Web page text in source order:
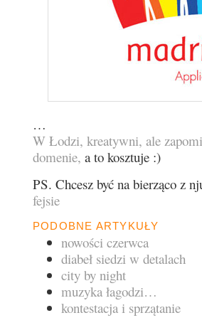
…
W Łodzi, kreatywni, ale
domenie, a to kosztuje :)
PS. Chcesz być na bierząco z
fejsie
PODOBNE ARTYKUŁY
nowości czerwca
diabeł siedzi w detalach
city by night
muzyka łagodzi…
kontestacja i sprzątanie